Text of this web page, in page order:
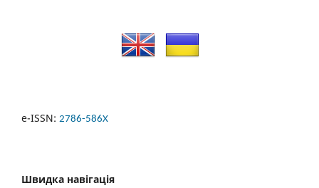
e-ISSN: 2786-586X
Швидка навігація